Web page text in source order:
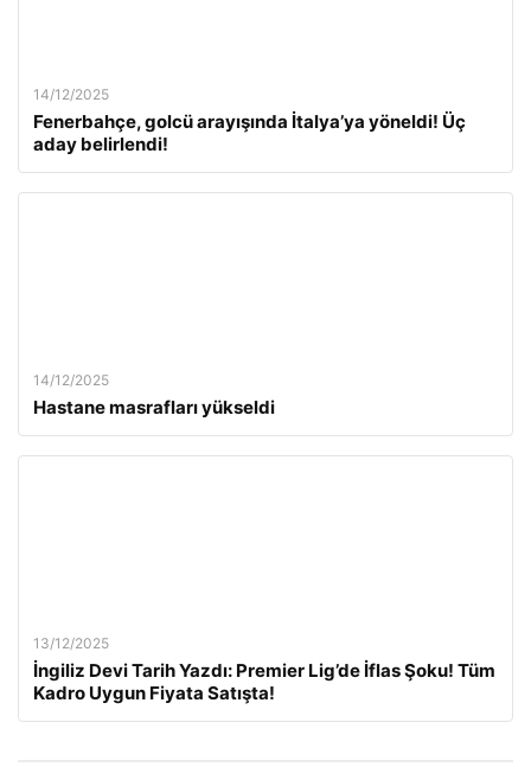
14/12/2025
Fenerbahçe, golcü arayışında İtalya’ya yöneldi! Üç
aday belirlendi!
14/12/2025
Hastane masrafları yükseldi
13/12/2025
İngiliz Devi Tarih Yazdı: Premier Lig’de İflas Şoku! Tüm
Kadro Uygun Fiyata Satışta!